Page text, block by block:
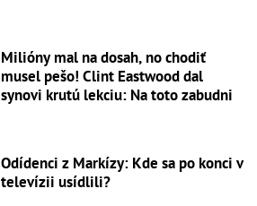
Milióny mal na dosah, no chodiť
musel pešo! Clint Eastwood dal
synovi krutú lekciu: Na toto zabudni
Odídenci z Markízy: Kde sa po konci v
televízii usídlili?